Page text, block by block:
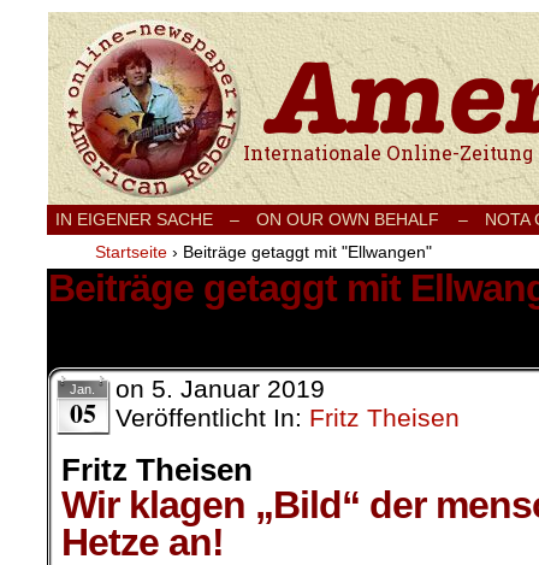
Internationale Onlinezeitung für Frieden,
IN EIGENER SACHE – ON OUR OWN BEHALF –
NOTA
Startseite › Beiträge getaggt mit "Ellwangen"
Beiträge getaggt mit
Jan.
05
on 5. Januar 2019
Veröffentlicht In: Fritz Theisen
Fritz Theisen
Wir klagen „Bild“ der
Hetze an!